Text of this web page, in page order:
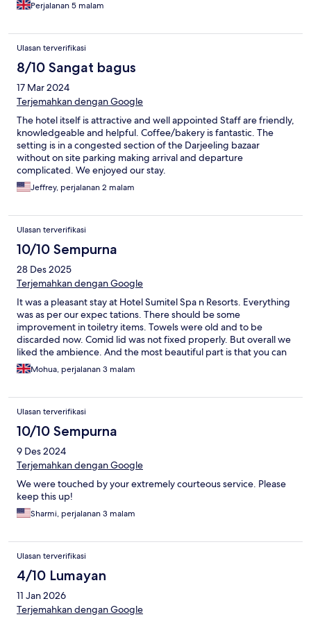
Perjalanan 5 malam
Ulasan terverifikasi
8/10 Sangat bagus
17 Mar 2024
Terjemahkan dengan Google
The hotel itself is attractive and well appointed Staff are friendly,
knowledgeable and helpful. Coffee/bakery is fantastic. The
setting is in a congested section of the Darjeeling bazaar
without on site parking making arrival and departure
complicated. We enjoyed our stay.
Jeffrey, perjalanan 2 malam
Ulasan terverifikasi
10/10 Sempurna
28 Des 2025
Terjemahkan dengan Google
It was a pleasant stay at Hotel Sumitel Spa n Resorts. Everything
was as per our expec tations. There should be some
improvement in toiletry items. Towels were old and to be
discarded now. Comid lid was not fixed properly. But overall we
liked the ambience. And the most beautiful part is that you can
see the beautiful view of Kanchenjunga from your rooms.
Thanks.
Mohua, perjalanan 3 malam
Ulasan terverifikasi
10/10 Sempurna
9 Des 2024
Terjemahkan dengan Google
We were touched by your extremely courteous service. Please
keep this up!
Sharmi, perjalanan 3 malam
Ulasan terverifikasi
4/10 Lumayan
11 Jan 2026
Terjemahkan dengan Google